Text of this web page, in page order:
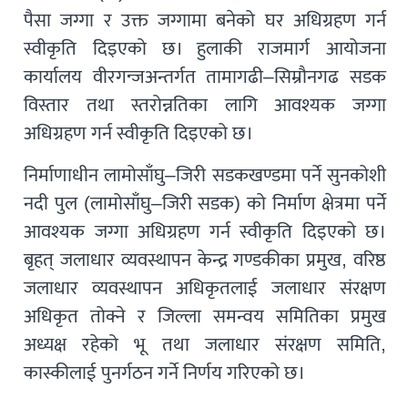
पैसा जग्गा र उक्त जग्गामा बनेको घर अधिग्रहण गर्न
स्वीकृति दिइएको छ। हुलाकी राजमार्ग आयोजना
कार्यालय वीरगन्जअन्तर्गत तामागढी–सिम्रौनगढ सडक
विस्तार तथा स्तरोन्नतिका लागि आवश्यक जग्गा
अधिग्रहण गर्न स्वीकृति दिइएको छ।
निर्माणाधीन लामोसाँघु–जिरी सडकखण्डमा पर्ने सुनकोशी
नदी पुल (लामोसाँघु–जिरी सडक) को निर्माण क्षेत्रमा पर्ने
आवश्यक जग्गा अधिग्रहण गर्न स्वीकृति दिइएको छ।
बृहत् जलाधार व्यवस्थापन केन्द्र गण्डकीका प्रमुख, वरिष्ठ
जलाधार व्यवस्थापन अधिकृतलाई जलाधार संरक्षण
अधिकृत तोक्ने र जिल्ला समन्वय समितिका प्रमुख
अध्यक्ष रहेको भू तथा जलाधार संरक्षण समिति,
कास्कीलाई पुनर्गठन गर्ने निर्णय गरिएको छ।